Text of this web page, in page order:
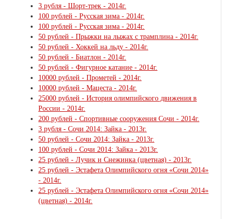
3 рубля - Шорт-трек - 2014г.
100 рублей - Русская зима - 2014г.
100 рублей - Русская зима - 2014г.
50 рублей - Прыжки на лыжах с трамплина - 2014г.
50 рублей - Хоккей на льду - 2014г.
50 рублей - Биатлон - 2014г.
50 рублей - Фигурное катание - 2014г.
10000 рублей - Прометей - 2014г.
10000 рублей - Мацеста - 2014г.
25000 рублей - История олимпийского движения в
России - 2014г.
200 рублей - Спортивные сооружения Сочи - 2014г.
3 рубля - Сочи 2014: Зайка - 2013г.
50 рублей - Сочи 2014: Зайка - 2013г.
100 рублей - Сочи 2014: Зайка - 2013г.
25 рублей - Лучик и Снежинка (цветная) - 2013г.
25 рублей - Эстафета Олимпийского огня «Сочи 2014»
- 2014г.
25 рублей - Эстафета Олимпийского огня «Сочи 2014»
(цветная) - 2014г.